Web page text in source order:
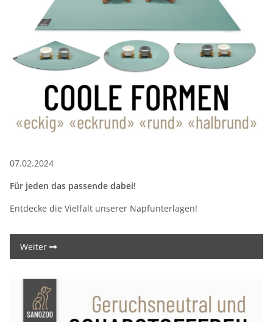
07.02.2024
Für jeden das passende dabei!
Entdecke die Vielfalt unserer Napfunterlagen!
Weiter